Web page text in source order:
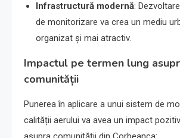
Infrastructură modernă:
de monitorizare va crea un mediu
organizat și mai atractiv.
Impactul pe termen lung
comunității
Punerea în aplicare a unui sistem de
calității aerului va avea un impact